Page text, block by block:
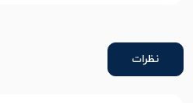
نظرات